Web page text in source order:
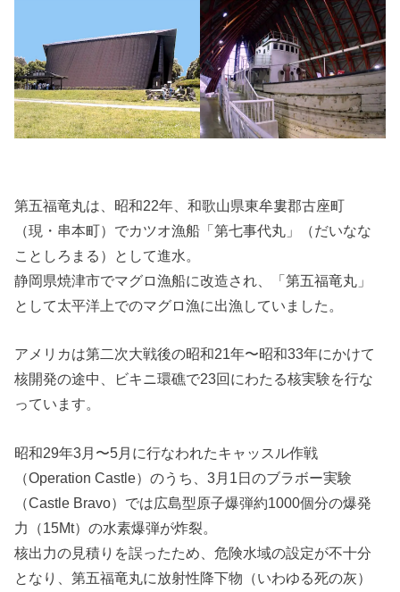
第五福竜丸は、昭和22年、和歌山県東牟婁郡古座町
（現・串本町）でカツオ漁船「第七事代丸」（だいなな
ことしろまる）として進水。
静岡県焼津市でマグロ漁船に改造され、「第五福竜丸」
として太平洋上でのマグロ漁に出漁していました。
アメリカは第二次大戦後の昭和21年〜昭和33年にかけて
核開発の途中、ビキニ環礁で23回にわたる核実験を行な
っています。
昭和29年3月〜5月に行なわれたキャッスル作戦
（Operation Castle）のうち、3月1日のブラボー実験
（Castle Bravo）では広島型原子爆弾約1000個分の爆発
力（15Mt）の水素爆弾が炸裂。
核出力の見積りを誤ったため、危険水域の設定が不十分
となり、第五福竜丸に放射性降下物（いわゆる死の灰）